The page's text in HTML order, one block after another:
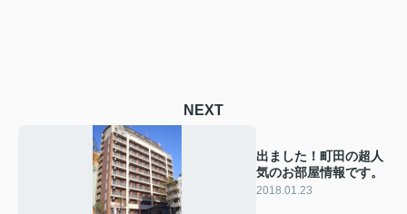
NEXT
出ました！町田の超人
気のお部屋情報です。
2018.01.23